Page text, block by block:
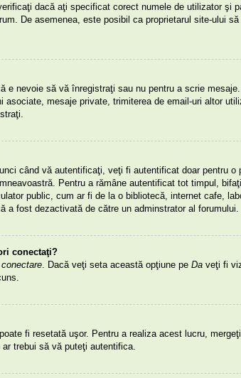
dacă aţi specificat corect numele de utilizator şi
De asemenea, este posibil ca proprietarul site-ului
e nevoie să vă înregistraţi sau nu pentru a scrie
mesaje private, trimiterea de email-uri altor
când vă autentificaţi, veţi fi autentificat doar pentru o
Pentru a rămâne autentificat tot timpul,
public, cum ar fi de la o bibliotecă, internet cafe,
fost dezactivată de către un adminstrator al forumului.
conectaţi?
. Dacă veţi seta această opţiune pe Daveţi fi
fi resetată uşor. Pentru a realiza acest lucru,
trebui să vă puteţi autentifica.